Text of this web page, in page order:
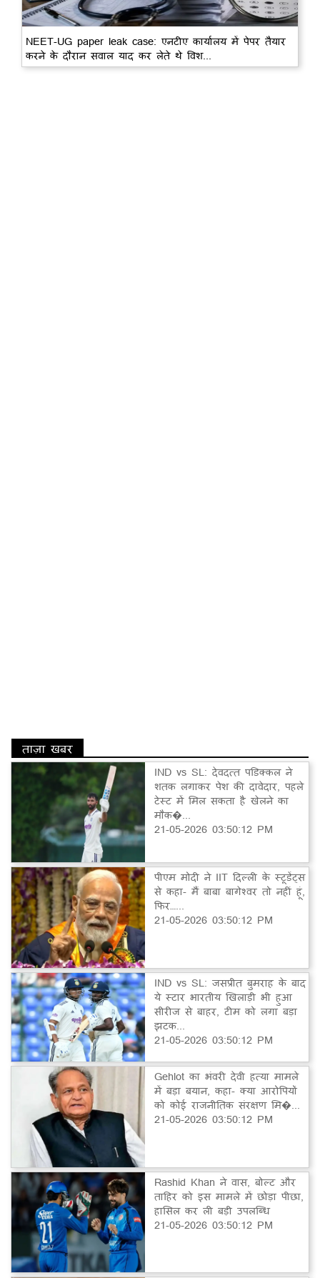
NEET-UG paper leak case: एनटीए कार्यालय में पेपर तैयार
करने के दौरान सवाल याद कर लेते थे विश...
ताज़ा खबर
IND vs SL: देवदत्त पडिक्कल ने
शतक लगाकर पेश की दावेदार, पहले
टेस्ट में मिल सकता है खेलने का
मौक�...
21-05-2026 03:50:12 PM
पीएम मोदी ने IIT दिल्ली के स्टूडेंट्स
से कहा- मैं बाबा बागेश्वर तो नहीं हूं,
फिर…...
21-05-2026 03:50:12 PM
IND vs SL: जसप्रीत बुमराह के बाद
ये स्टार भारतीय खिलाड़ी भी हुआ
सीरीज से बाहर, टीम को लगा बड़ा
झटक...
21-05-2026 03:50:12 PM
Gehlot का भंवरी देवी हत्या मामले
में बड़ा बयान, कहा- क्या आरोपियों
को कोई राजनीतिक संरक्षण मि�...
21-05-2026 03:50:12 PM
Rashid Khan ने वास, बोल्ट और
ताहिर को इस मामले में छोड़ा पीछा,
हासिल कर ली बड़ी उपलब्धि
21-05-2026 03:50:12 PM